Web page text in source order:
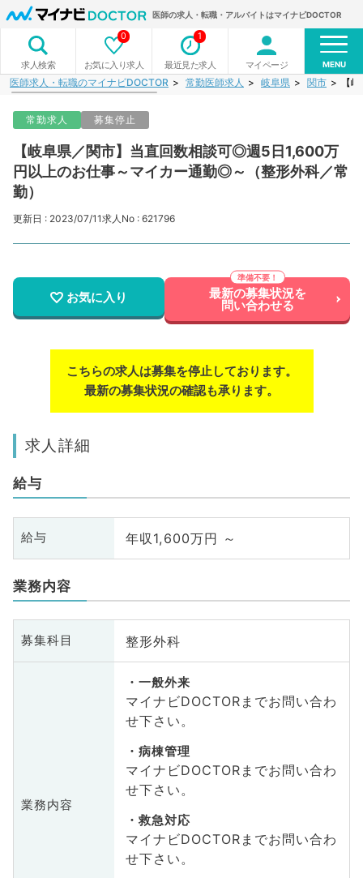
医師の求人・転職・アルバイトはマイナビDOCTOR
求人検索 お気に入り求人
0
最近見た求人
1
マイページ MENU
医師求人・転職のマイナビDOCTOR 常勤医師求人 岐阜県 関市 【
常勤求人 募集停止
【岐阜県／関市】当直回数相談可◎週5日1,600万
円以上のお仕事～マイカー通勤◎～（整形外科／常
勤）
更新日 : 2023/07/11求人No : 621796
お気に入り 最新の募集状況を
問い合わせる
こちらの求人は募集を停止しております。
最新の募集状況の確認も承ります。
求人詳細
給与
給与 年収1,600万円 ～
業務内容
募集科目 整形外科
業務内容
一般外来
マイナビDOCTORまでお問い合わ
せ下さい。
病棟管理
マイナビDOCTORまでお問い合わ
せ下さい。
救急対応
マイナビDOCTORまでお問い合わ
せ下さい。